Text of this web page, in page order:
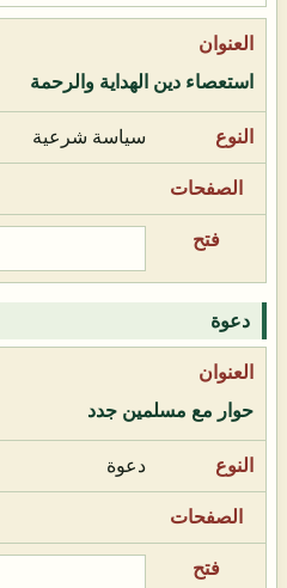
استعصاء دين الهداية والرحمة
سياسة شرعية
دعوة
حوار مع مسلمين جدد
دعوة